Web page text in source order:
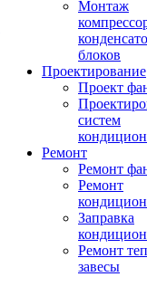
Монтаж
блоков
Проектирование
Проект
систем
Ремонт
Ремонт
Ремонт
Заправка
Ремонт
завесы